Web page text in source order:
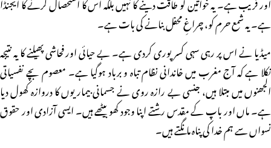
ہے۔ یہ شمع حرم کو، چراغِ محفل بنانے کی بات ہے۔
میڈیا نے اس پر رہی سہی کسر پوری کردی ہے۔ بے حیائی اور فحاشی پھیلنے کا یہ نتیجہ
نکلا ہے کہ آج مغرب میں خاندانی نظام تباہ و برباد ہوگیا ہے۔ معصوم بچے نفسیاتی
الجھنوں میں مبتلا ہیں، جنسی بے رازہ روی نے جسمانی بیماریوں کا دروازہ کھول دیا
ہے۔ ماں اور باپ کے مقدس رشتے اپنا وجود کھو بیٹھے ہیں۔ ایسی آزادی اور حقوق
نسواں سے ہم خدا کی پناہ مانگتے ہیں۔